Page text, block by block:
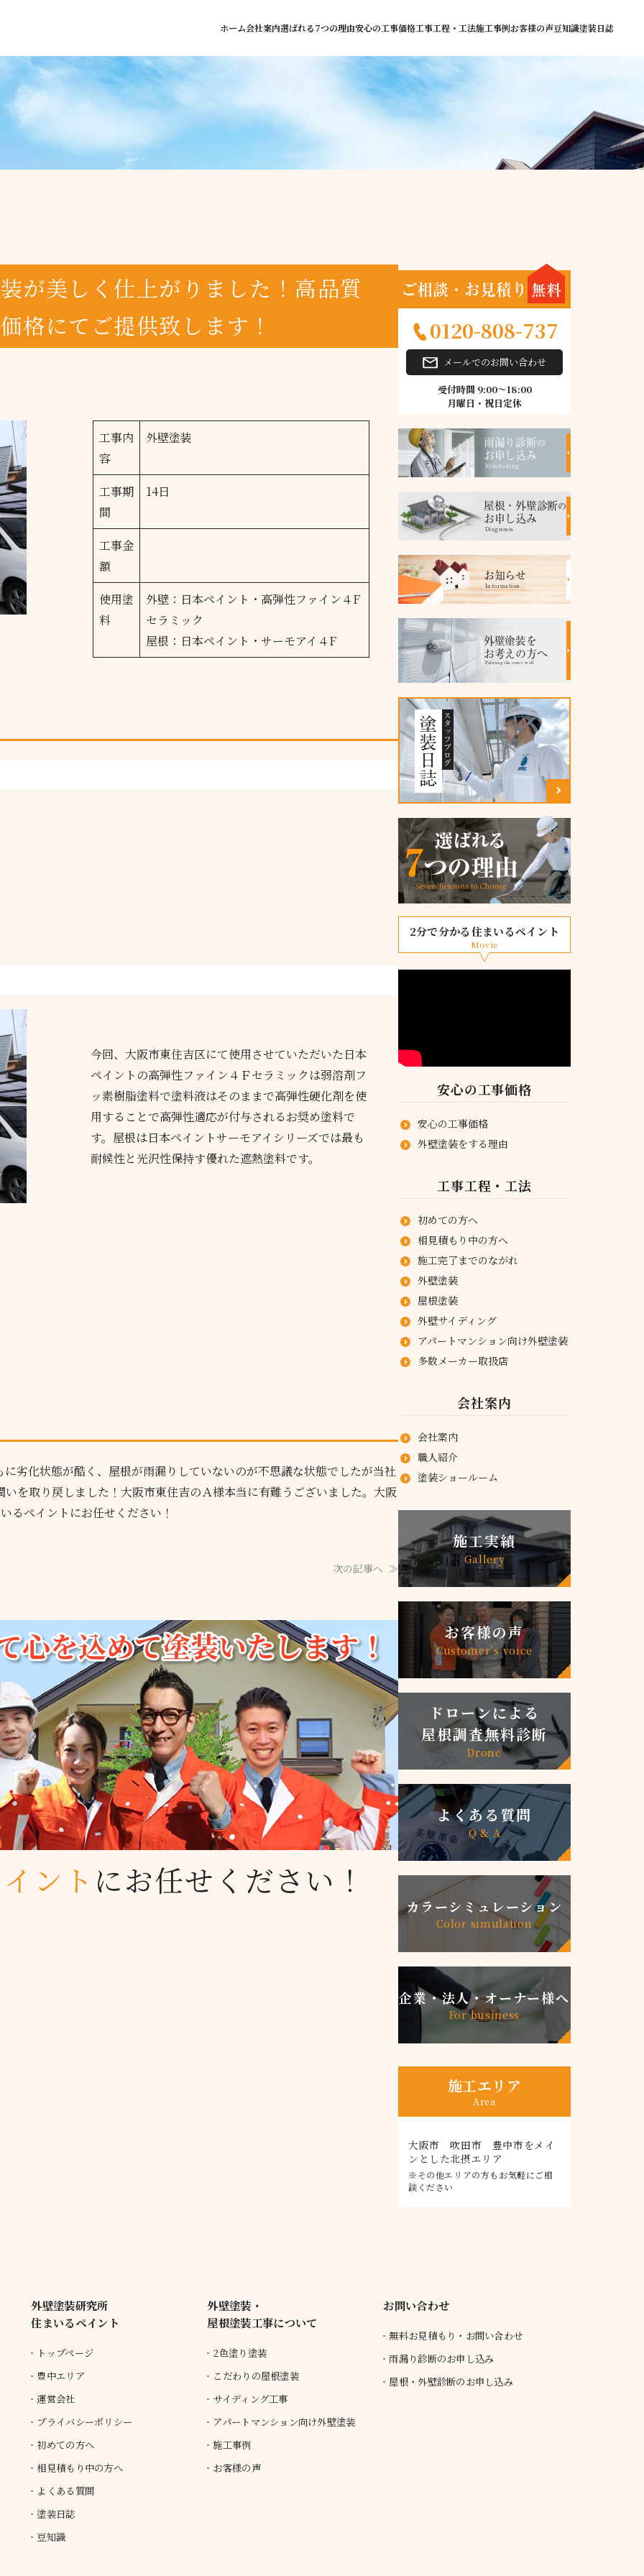
ホーム会社案内選ばれる7つの理由安心の工事価格工事工程・工法施工事例お客様の声豆知識塗装日誌
が美しく仕上がりました！高品質
格にてご提供致します！
工事内
容
外壁塗装
工事期
間
14日
工事金
額
使用塗
料
外壁：日本ペイント・高弾性ファイン４F
セラミック
屋根：日本ペイント・サーモアイ４F
今回、大阪市東住吉区にて使用させていただいた日本
ペイントの高弾性ファイン４Ｆセラミックは弱溶剤フ
ッ素樹脂塗料で塗料液はそのままで高弾性硬化剤を使
用することで高弾性適応が付与されるお奨め塗料で
す。屋根は日本ペイントサーモアイシリーズでは最も
耐候性と光沢性保持す優れた遮熱塗料です。
劣化状態が酷く、屋根が雨漏りしていないのが不思議な状態でしたが当社
を取り戻しました！大阪市東住吉のＡ様本当に有難うございました。大阪
るペイントにお任せください！
次の記事へ
ント にお任せください！
ご相談・お見積り 無料
0120-808-737
メールでのお問い合わせ
受付時間 9:00～18:00
月曜日・祝日定休
雨漏り診断の
お申し込み
Rainleaking
屋根・外壁診断の
お申し込み
Diagnosis
お知らせ
Information
外壁塗装を
お考えの方へ
Painting the outer wall
スタッフブログ
塗装日誌
2分で分かる住まいるペイント
Movie
安心の工事価格
安心の工事価格
外壁塗装をする理由
工事工程・工法
初めての方へ
相見積もり中の方へ
施工完了までのながれ
外壁塗装
屋根塗装
外壁サイディング
アパートマンション向け外壁塗装
多数メーカー取扱店
会社案内
会社案内
職人紹介
塗装ショールーム
施工実績
Gallery
お客様の声
Customer’s voice
ドローンによる
屋根調査無料診断
Drone
よくある質問
Q & A
カラーシミュレーション
Color simulation
企業・法人・オーナー様へ
For business
施工エリア
Area
大阪市 吹田市 豊中市をメイ
ンとした北摂エリア
※その他エリアの方もお気軽にご相
談ください
外壁塗装研究所
住まいるペイント
トップページ
豊中エリア
運営会社
プライバシーポリシー
初めての方へ
相見積もり中の方へ
よくある質問
塗装日誌
豆知識
外壁塗装・
屋根塗装工事について
2色塗り塗装
こだわりの屋根塗装
サイディング工事
アパートマンション向け外壁塗装
施工事例
お客様の声
お問い合わせ
無料お見積もり・お問い合わせ
雨漏り診断のお申し込み
屋根・外壁診断のお申し込み